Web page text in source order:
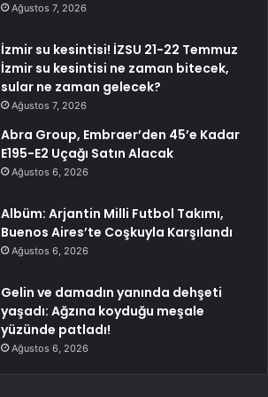
Ağustos 7, 2026
İzmir su kesintisi! İZSU 21-22 Temmuz
İzmir su kesintisi ne zaman bitecek,
sular ne zaman gelecek?
Ağustos 7, 2026
Abra Group, Embraer’den 45’e Kadar
E195-E2 Uçağı Satın Alacak
Ağustos 6, 2026
Albüm: Arjantin Milli Futbol Takımı,
Buenos Aires’te Coşkuyla Karşılandı
Ağustos 6, 2026
Gelin ve damadın yanında dehşeti
yaşadı: Ağzına koyduğu meşale
yüzünde patladı!
Ağustos 6, 2026